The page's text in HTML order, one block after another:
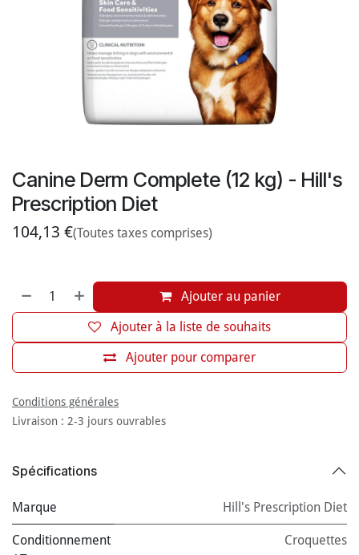
Canine Derm Complete (12 kg) - Hill's
Prescription Diet
104,13 €(Toutes taxes comprises)
Ajouter au panier
Ajouter pour comparer
Ajouter à la liste de souhaits
Conditions générales
Livraison : 2-3 jours ouvrables
Spécifications
Marque Hill's Prescription Diet
Conditionnement
Croquettes